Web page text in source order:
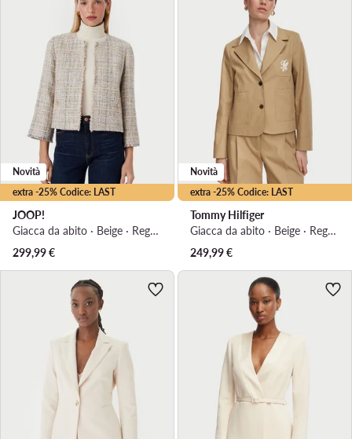
extra -25% Codice: LAST
Novità
JOOP!
Giacca da abito · Beige · Regular Fit
299,99€
extra -25% Codice: LAST
Novità
Tommy Hilfiger
Giacca da abito · Beige · Regular Fit
249,99€